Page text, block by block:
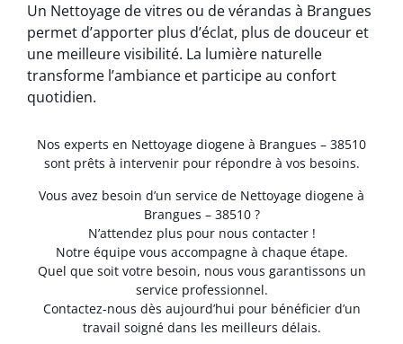
Un Nettoyage de vitres ou de vérandas à Brangues
permet d’apporter plus d’éclat, plus de douceur et
une meilleure visibilité. La lumière naturelle
transforme l’ambiance et participe au confort
quotidien.
Nos experts en Nettoyage diogene à Brangues – 38510
sont prêts à intervenir pour répondre à vos besoins.
Vous avez besoin d’un service de Nettoyage diogene à
Brangues – 38510 ?
N’attendez plus pour nous contacter !
Notre équipe vous accompagne à chaque étape.
Quel que soit votre besoin, nous vous garantissons un
service professionnel.
Contactez-nous dès aujourd’hui pour bénéficier d’un
travail soigné dans les meilleurs délais.